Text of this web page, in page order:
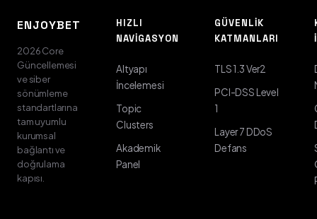
ENJOYBET
2026 Core
Güncellemesi
ve siber
sönümleme
standartlarına
tam uyumlu
kurumsal
bağlantı ve
doğrulama
kapısı.
HIZLI
NAVIGASYON
Altyapı
İncelemesi
Topic
Clusters
Akademik
Panel
GÜVENLIK
KATMANLARI
TLS 1.3 Ver2
PCI-DSS Level
1
Layer 7 DDoS
Defans